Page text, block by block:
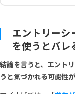
エントリーシ
を使うとバレ
結論を言うと、エント
うと気づかれる可能性が